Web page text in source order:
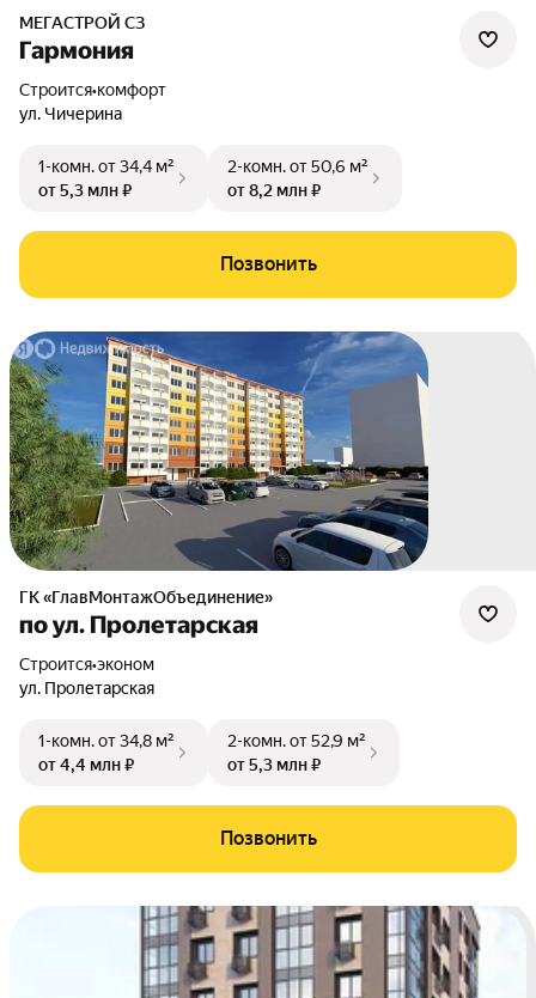
МЕГАСТРОЙ СЗ
Гармония
Строится•комфорт
ул. Чичерина
1-комн.от 34,4 м²
от 5,3 млн ₽
2-комн.от 50,6 м²
от 8,2 млн ₽
Позвонить
ГК «ГлавМонтажОбъединение»
по ул. Пролетарская
Строится•эконом
ул. Пролетарская
1-комн.от 34,8 м²
от 4,4 млн ₽
2-комн.от 52,9 м²
от 5,3 млн ₽
Позвонить